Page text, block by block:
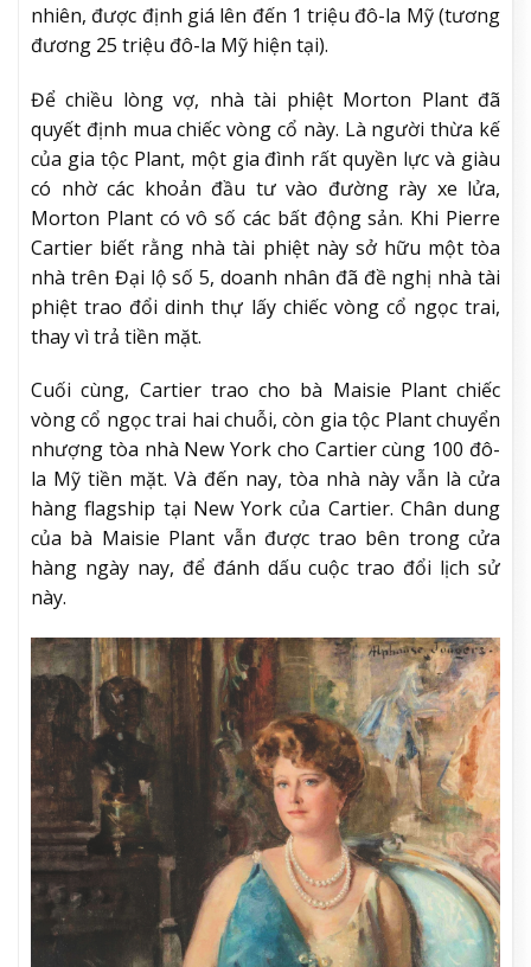
nhiên, được định giá lên đến 1 triệu đô-la Mỹ (tương
đương 25 triệu đô-la Mỹ hiện tại).
Để chiều lòng vợ, nhà tài phiệt Morton Plant đã
quyết định mua chiếc vòng cổ này. Là người thừa kế
của gia tộc Plant, một gia đình rất quyền lực và giàu
có nhờ các khoản đầu tư vào đường rày xe lửa,
Morton Plant có vô số các bất động sản. Khi Pierre
Cartier biết rằng nhà tài phiệt này sở hữu một tòa
nhà trên Đại lộ số 5, doanh nhân đã đề nghị nhà tài
phiệt trao đổi dinh thự lấy chiếc vòng cổ ngọc trai,
thay vì trả tiền mặt.
Cuối cùng, Cartier trao cho bà Maisie Plant chiếc
vòng cổ ngọc trai hai chuỗi, còn gia tộc Plant chuyển
nhượng tòa nhà New York cho Cartier cùng 100 đô-
la Mỹ tiền mặt. Và đến nay, tòa nhà này vẫn là cửa
hàng flagship tại New York của Cartier. Chân dung
của bà Maisie Plant vẫn được trao bên trong cửa
hàng ngày nay, để đánh dấu cuộc trao đổi lịch sử
này.